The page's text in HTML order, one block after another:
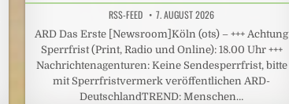
RSS-FEED 7. AUGUST 2026
ARD Das Erste [Newsroom]Köln (ots) – +++ Achtung
Sperrfrist (Print, Radio und Online): 18.00 Uhr +++
Nachrichtenagenturen: Keine Sendesperrfrist, bitte
mit Sperrfristvermerk veröffentlichen ARD-
DeutschlandTREND: Menschen…